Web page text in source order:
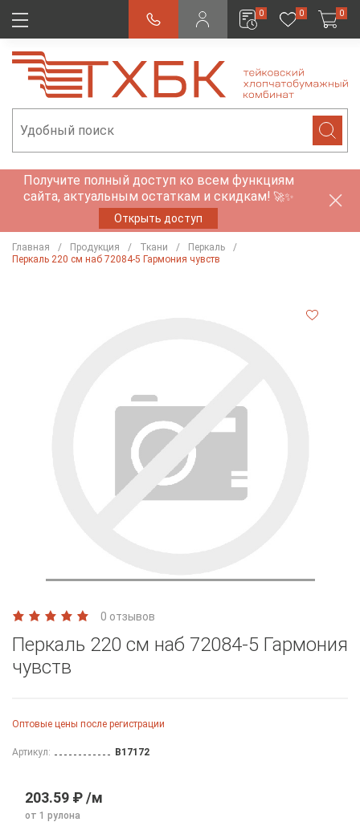
0 0 0
Получите полный доступ ко всем функциям
сайта, актуальным остаткам и скидкам! 🚀✨
Открыть доступ
Главная Продукция Ткани
Перкаль
Перкаль 220 см наб 72084-5 Гармония чувств
0 отзывов
Перкаль 220 см наб 72084-5 Гармония
чувств
Оптовые цены после регистрации
Артикул: B17172
203.59 ₽ /м
от 1 рулона